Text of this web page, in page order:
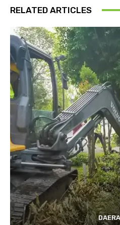
RELATED ARTICLES